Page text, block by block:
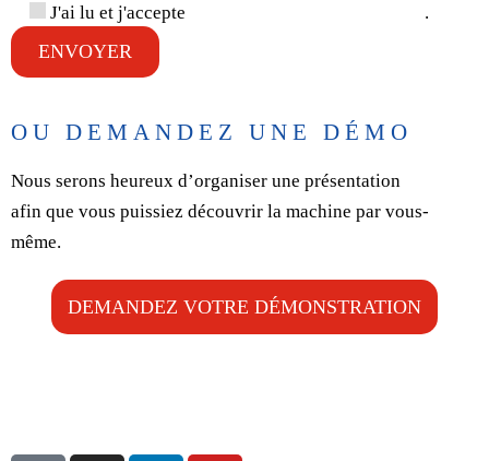
J'ai lu et j'accepte .
OU DEMANDEZ UNE DÉMO
Nous serons heureux d’organiser une présentation
afin que vous puissiez découvrir la machine par vous-
même.
DEMANDEZ VOTRE DÉMONSTRATION